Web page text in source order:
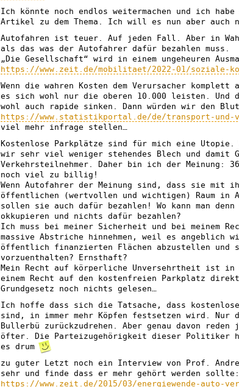
Ich könnte noch endlos weitermachen und ich
Artikel zu dem Thema. Ich will es nun aber auch
Autofahren ist teuer. Auf jeden Fall. Aber in
als das was der Autofahrer dafür bezahlen muss.
„Die Gesellschaft“ wird in einem ungeheuren
https://www.zeit.de/mobilitaet/2022-01/soziale-
Wenn die wahren Kosten dem Verursacher komplett
es sich wohl nur die oberen 10.000 leisten. Und
wohl auch rapide sinken. Dann würden wir den
https://www.statistikportal.de/de/transport-und-
viel mehr infrage stellen…
Kostenlose Parkplätze sind für mich eine Utopie.
wir sehr viel weniger stehendes Blech und damit
Verkehrsteilnehmer. Daher bin ich der Meinung:
noch viel zu billig!
Wenn Autofahrer der Meinung sind, dass sie mit
öffentlichen (wertvollen und wichtigen) Raum in
sollen sie auch dafür bezahlen! Wo kann man
okkupieren und nichts dafür bezahlen?
Ich muss bei meiner Sicherheit und bei meinem
massive Abstriche hinnehmen, weil es angeblich
öffentlich finanzierten Flächen abzustellen und
vorzuenthalten? Ernsthaft?
Mein Recht auf körperliche Unversehrtheit ist in
einem Recht auf den kostenfreien Parkplatz
Grundgesetz noch nichts gelesen…
Ich hoffe dass sich die Tatsache, dass
sind, in immer mehr Köpfen festsetzen wird. Nur
Bullerbü zurückzudrehen. Aber genau davon
öfter. Die Parteizugehörigkeit dieser Politiker
es drum
zu guter Letzt noch ein Interview von Prof.
sehr und finde dass er mehr gehört werden sollte:
https://www.zeit.de/2015/03/energiewende-auto-